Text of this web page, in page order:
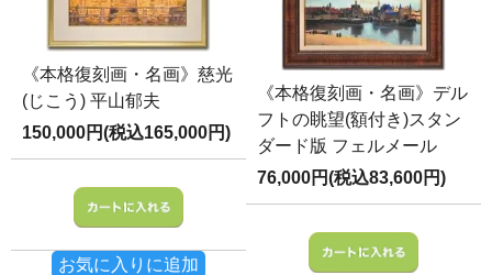
《本格復刻画・名画》慈光
(じこう) 平山郁夫
150,000円(税込165,000円)
お気に入りに追加
《本格復刻画・名画》デル
フトの眺望(額付き)スタン
ダード版 フェルメール
76,000円(税込83,600円)